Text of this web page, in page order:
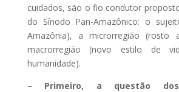
cuidados, são o fio condutor
do Sínodo Pan-Amazônico: o
Amazônia), a microrregião (rosto
macrorregião (novo estilo de
humanidade).
– Primeiro, a questão